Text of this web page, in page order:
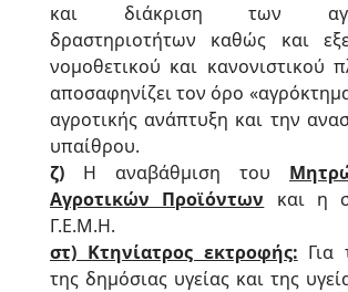
και διάκριση των
δραστηριοτήτων καθώς και
νομοθετικού και κανονιστικού
αποσαφηνίζει τον όρο
αγροτικής ανάπτυξη και την
υπαίθρου.
ζ) Η αναβάθμιση του
Αγροτικών Προϊόντων και η
Γ.Ε.Μ.Η.
στ) Κτηνίατρος εκτροφής: Για
της δημόσιας υγείας και της